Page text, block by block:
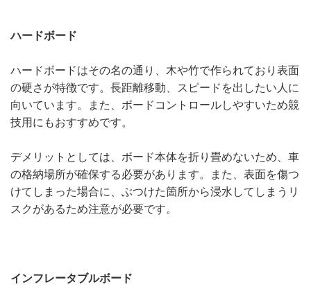
ハードボード
ハードボードはその名の通り、木や竹で作られており表面
の硬さが特徴です。長距離移動、スピードを出したい人に
向いています。また、ボードコントロールしやすいため競
技用にもおすすめです。
デメリットとしては、ボード本体を折り畳めないため、車
の格納場所が確保する必要があります。また、表面を傷つ
けてしまった場合に、ぶつけた箇所から浸水してしまうリ
スクがあるため注意が必要です。
インフレータブルボード